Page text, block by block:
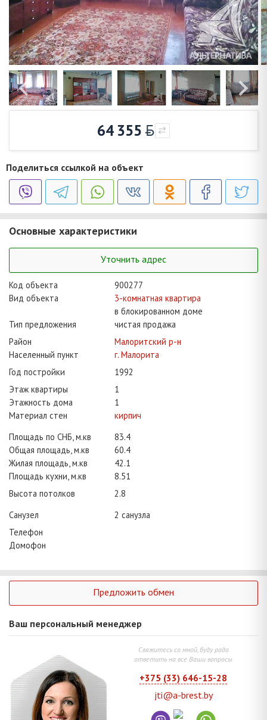
64 355
Поделиться ссылкой на объект
Основные характеристики
Уточнить адрес
Код объекта
900277
Вид объекта
3-комнатная квартира
в блокированном доме
Тип предложения
чистая продажа
Район
Малоритский р-н
Населенный пункт
г. Малорита
Год постройки
1992
Этаж квартиры
1
Этажность дома
1
Материал стен
кирпич
Площадь по СНБ, м.кв
83.4
Общая площадь, м.кв
60.4
Жилая площадь, м.кв
42.1
Площадь кухни, м.кв
8.51
Высота потолков
2.8
Санузел
2 санузла
Телефон
Домофон
Предложить обмен
Ваш персональный менеджер
Свяжитесь со мной, буду рада
ответить на все Ваши вопросы
+375 (33) 646-15-28
jti@a-brest.by